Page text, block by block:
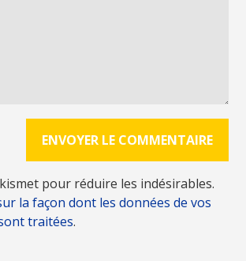
pour réduire les indésirables.
la façon dont les données de vos
traitées.